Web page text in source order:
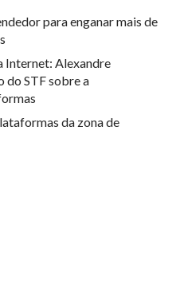
para enganar mais de
Internet: Alexandre
do STF sobre a
da zona de